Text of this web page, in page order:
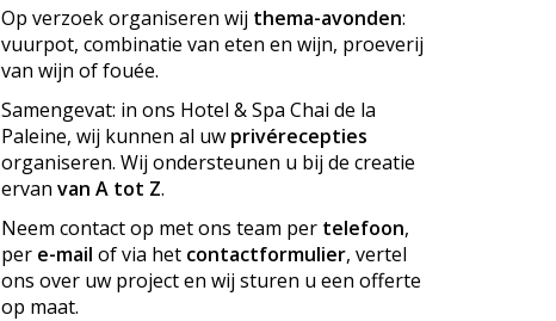
Op verzoek organiseren wij thema-avonden:
vuurpot, combinatie van eten en wijn, proeverij
van wijn of fouée.
Samengevat: in ons Hotel & Spa Chai de la
Paleine, wij kunnen al uw privérecepties
organiseren. Wij ondersteunen u bij de creatie
ervan van A tot Z.
Neem contact op met ons team per telefoon,
per e-mail of via het contactformulier, vertel
ons over uw project en wij sturen u een offerte
op maat.